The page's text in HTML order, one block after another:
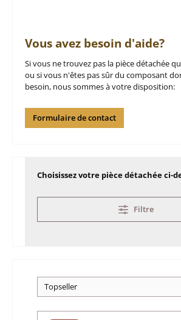
Vous avez besoin d'aide?
Si vous ne trouvez pas la pièce détachée
ou si vous n'êtes pas sûr du composant
besoin, nous sommes à votre disposition:
Formulaire de contact
Choisissez votre pièce détachée ci-
Filtre